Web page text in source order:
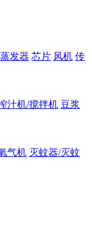
蒸发器 芯片 风机 传
汁机/搅拌机 豆浆
气机 灭蚊器/灭蚊